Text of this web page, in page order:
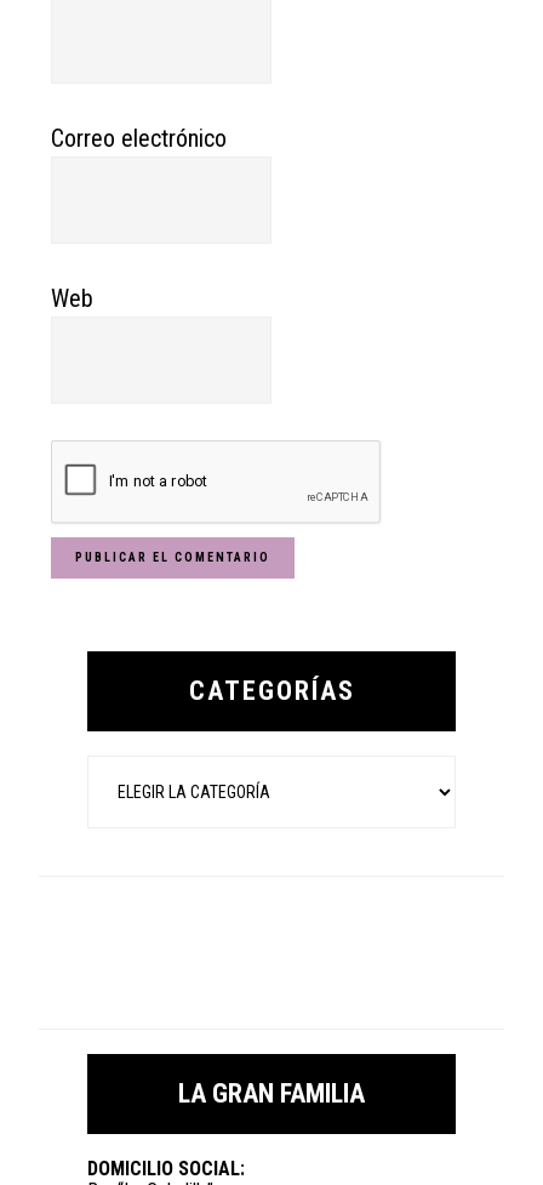
Correo electrónico
Web
Primary
CATEGORÍAS
LA GRAN FAMILIA
DOMICILIO SOCIAL: